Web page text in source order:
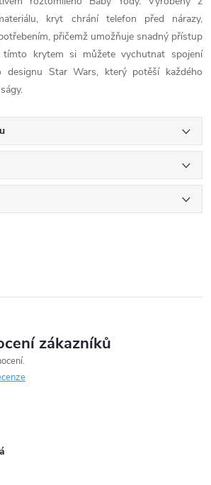
kryt chrání telefon před nárazy,
přičemž umožňuje snadný přístup
krytem si můžete vychutnat spojení
designu Star Wars, který potěší každého
zákazníků